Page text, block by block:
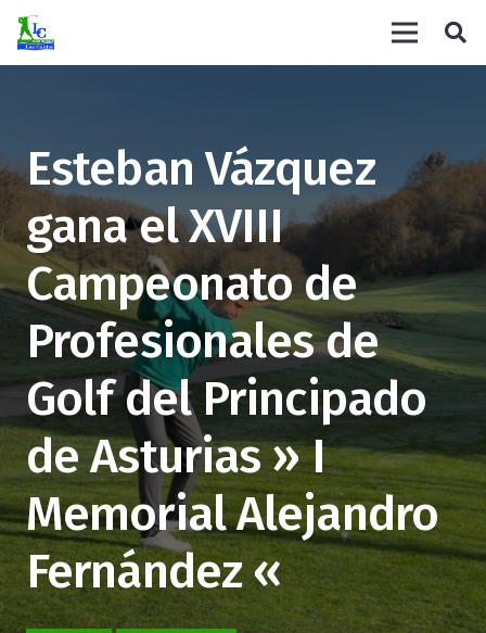
Esteban Vázquez
gana el XVIII
Campeonato de
Profesionales de
Golf del Principado
de Asturias » I
Memorial Alejandro
Fernández «